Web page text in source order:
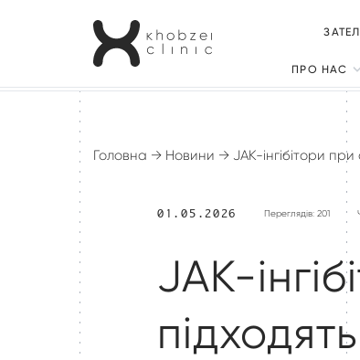
ПРО НАС
Про клініку
Наші
Головна → Новини → JAK-інгібітори
01.05.2026 Переглядів: 201
JAK-